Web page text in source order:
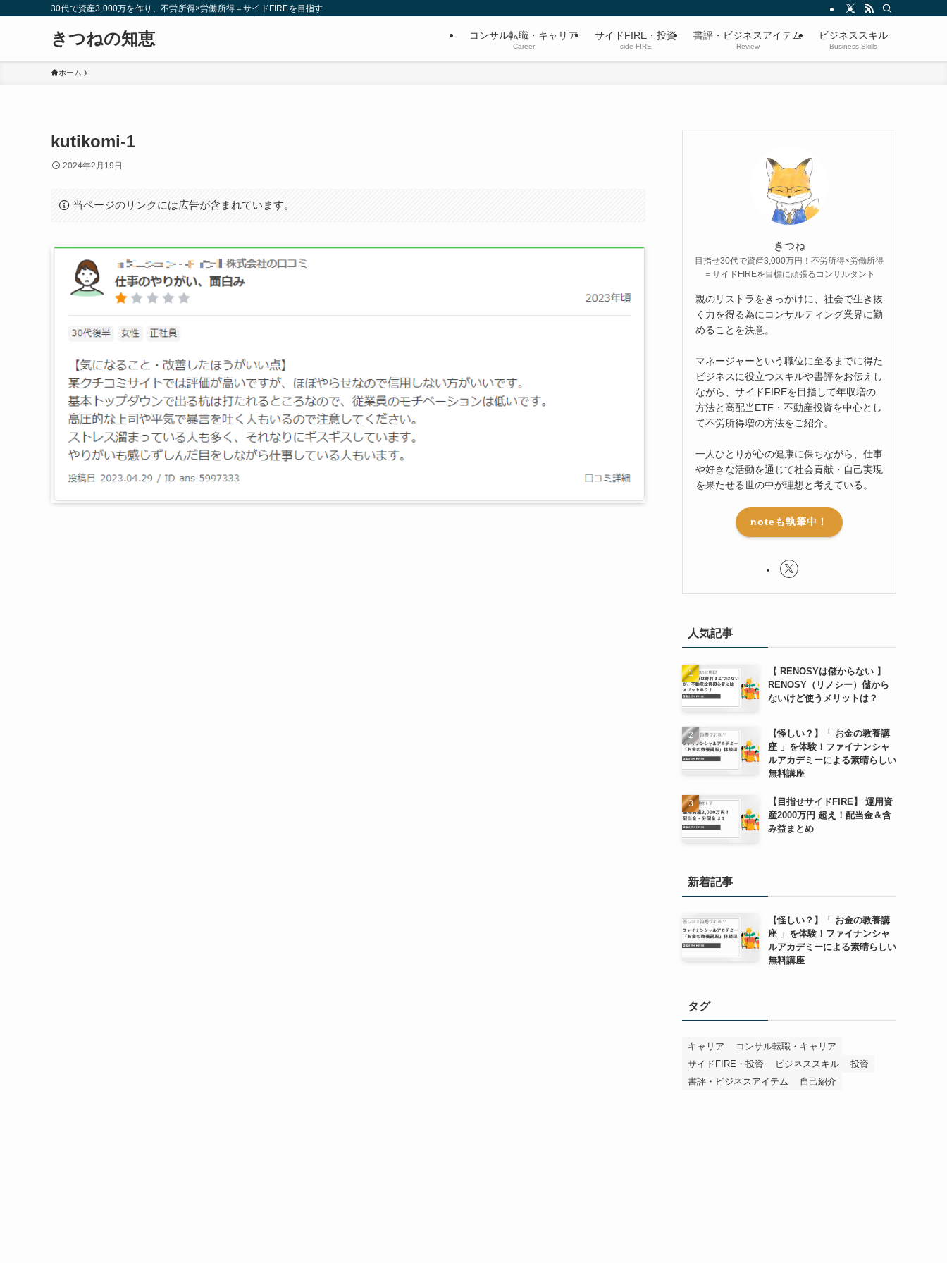
30代で資産3,000万を作り、不労所得×労働所得＝サイドFIREを目指す
きつねの知恵 コンサル転職・キャリア
Career
サイドFIRE・投資
side FIRE
書評・ビジネスアイテム
Review
ビジネススキル
Business Skills
ホーム
kutikomi-1
2024年2月19日
当ページのリンクには広告が含まれています。
きつね
目指せ30代で資産3,000万円！不労所得×労働所得
＝サイドFIREを目標に頑張るコンサルタント
親のリストラをきっかけに、社会で生き抜
く力を得る為にコンサルティング業界に勤
めることを決意。
マネージャーという職位に至るまでに得た
ビジネスに役立つスキルや書評をお伝えし
ながら、サイドFIREを目指して年収増の
方法と高配当ETF・不動産投資を中心とし
て不労所得増の方法をご紹介。
一人ひとりが心の健康に保ちながら、仕事
や好きな活動を通じて社会貢献・自己実現
を果たせる世の中が理想と考えている。
noteも執筆中！
人気記事
【 RENOSYは儲からない 】
RENOSY（リノシー）儲から
ないけど使うメリットは？
【怪しい？】「 お金の教養講
座 」を体験！ファイナンシャ
ルアカデミーによる素晴らしい
無料講座
【目指せサイドFIRE】 運用資
産2000万円 超え！配当金＆含
み益まとめ
新着記事
【怪しい？】「 お金の教養講
座 」を体験！ファイナンシャ
ルアカデミーによる素晴らしい
無料講座
タグ
キャリア
コンサル転職・キャリア
サイドFIRE・投資
ビジネススキル
投資
書評・ビジネスアイテム
自己紹介